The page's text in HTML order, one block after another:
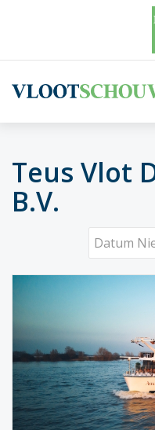
Teus Vlot
B.V.